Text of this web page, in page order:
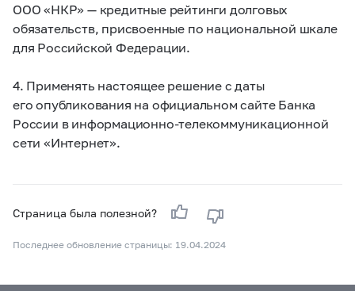
ООО «НКР» — кредитные рейтинги долговых
обязательств, присвоенные по национальной шкале
для Российской Федерации.
4. Применять настоящее решение с даты
его опубликования на официальном сайте Банка
России в информационно-телекоммуникационной
сети «Интернет».
Страница была полезной?
Последнее обновление страницы: 19.04.2024